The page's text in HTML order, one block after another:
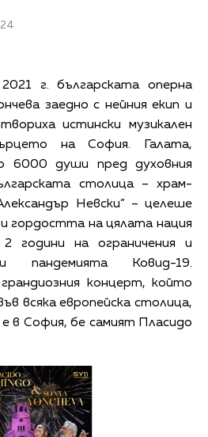
г. българската оперна
заедно с нейния екип и
истински музикален
на София. Галата,
6000 души пред духовния
столица – храм-
Невски” – целеше
гордостта на цялата нация
години на ограничения и
пандемията Ковид-19.
концерт, който
всяка европейска столица,
в София, бе самият Пласидо